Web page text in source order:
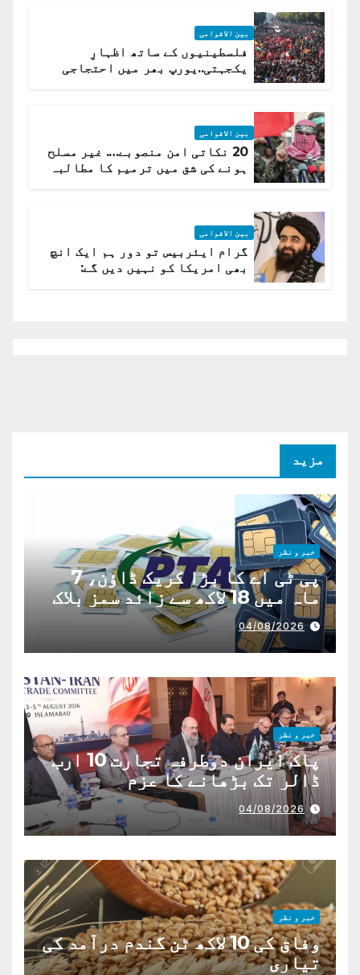
بین الاقوامی
فلسطینیوں کے ساتھ اظہارِ
یکجہتی..یورپ بھر میں احتجاجی
بین الاقوامی
20 نکاتی امن منصوبے…. غیر مسلح
ہونے کی شق میں ترمیم کا مطالبہ
بین الاقوامی
گرام ایئربیس تو دور ہم ایک انچ
بھی امریکا کو نہیں دیں گے:
مزید
خبر و نظر
پی ٹی اے کا بڑا کریک ڈاؤن، 7
ماہ میں 18 لاکھ سے زائد سمز بلاک
04/08/2026
خبر و نظر
پاک ایران دوطرفہ تجارت 10 ارب
ڈالر تک بڑھانے کا عزم
04/08/2026
خبر و نظر
وفاق کی 10 لاکھ ٹن گندم درآمد کی
تیاری